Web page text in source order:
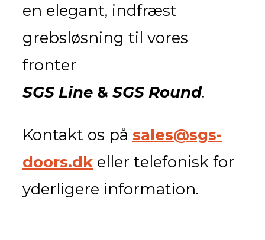
en elegant, indfræst
grebsløsning til vores
fronter
SGS Line & SGS Round.
Kontakt os på sales@sgs-
doors.dk eller telefonisk for
yderligere information.